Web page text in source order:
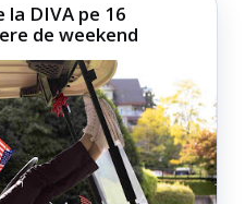
la DIVA pe 16
de weekend